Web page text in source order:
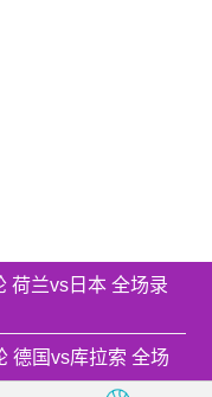
荷兰vs日本 全场录
德国vs库拉索 全场